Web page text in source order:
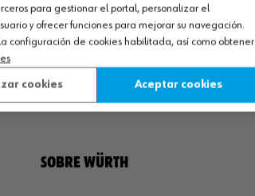
SOBRE WÜRTH
para gestionar el portal, personalizar el
y ofrecer funciones para mejorar su navegación.
configuración de cookies habilitada, así como obtener
cookies Aceptar cookies